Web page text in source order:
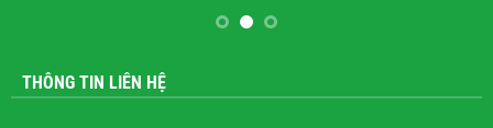
THÔNG TIN LIÊN HỆ